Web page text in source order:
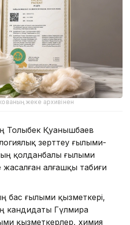
жеке архивінен
Толыбек Қуанышбаев
зерттеу ғылыми-
қолданбалы ғылыми
жасалған алғашқы табиғи
бас ғылыми қызметкері,
кандидаты Гүлмира
қызметкерлер, химия